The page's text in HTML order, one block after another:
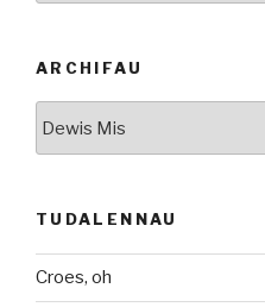
ARCHIFAU
TUDALENNAU
Croes, oh